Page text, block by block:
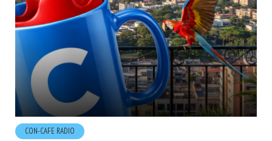
CON-CAFE RADIO